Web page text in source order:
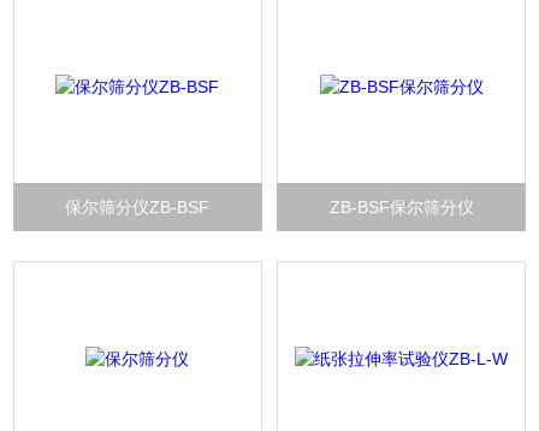
保尔筛分仪ZB-BSF ZB-BSF保尔筛分仪